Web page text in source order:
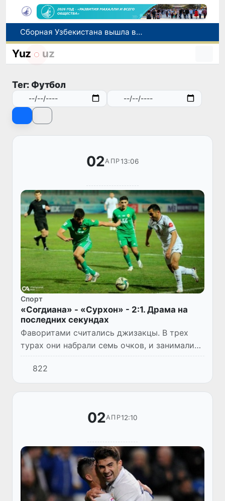
Сборная Узбекистана вышла в четвертьфинал «Игр Будущего - 2026» в Астане
Прогноз погоды на день 7 августа
Узбекистан впервые в своей истории примет престижную Международную олимпиаду по информатике IOI 2026
Yuz uz
Тег: Футбол
02АПР13:06
Спорт
«Согдиана» - «Сурхон» - 2:1. Драма на
последних секундах
Фаворитами считались джизакцы. В трех
турах они набрали семь очков, и занимали
второе место в чемпионате страны среди
команд суперлиги.
822
02АПР12:10